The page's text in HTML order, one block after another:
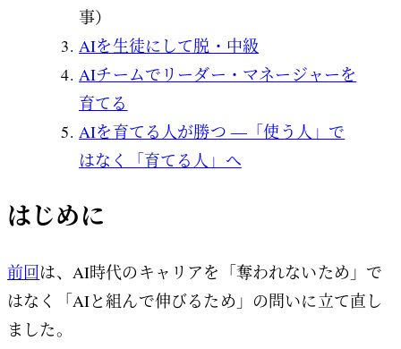
事）
AIを生徒にして脱・中級
AIチームでリーダー・マネージャーを
育てる
AIを育てる人が勝つ ―「使う人」で
はなく「育てる人」へ
はじめに
前回は、AI時代のキャリアを「奪われないため」で
はなく「AIと組んで伸びるため」の問いに立て直し
ました。